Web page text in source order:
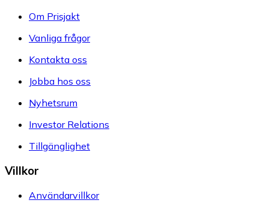
Om Prisjakt
Vanliga frågor
Kontakta oss
Jobba hos oss
Nyhetsrum
Investor Relations
Tillgänglighet
Villkor
Användarvillkor